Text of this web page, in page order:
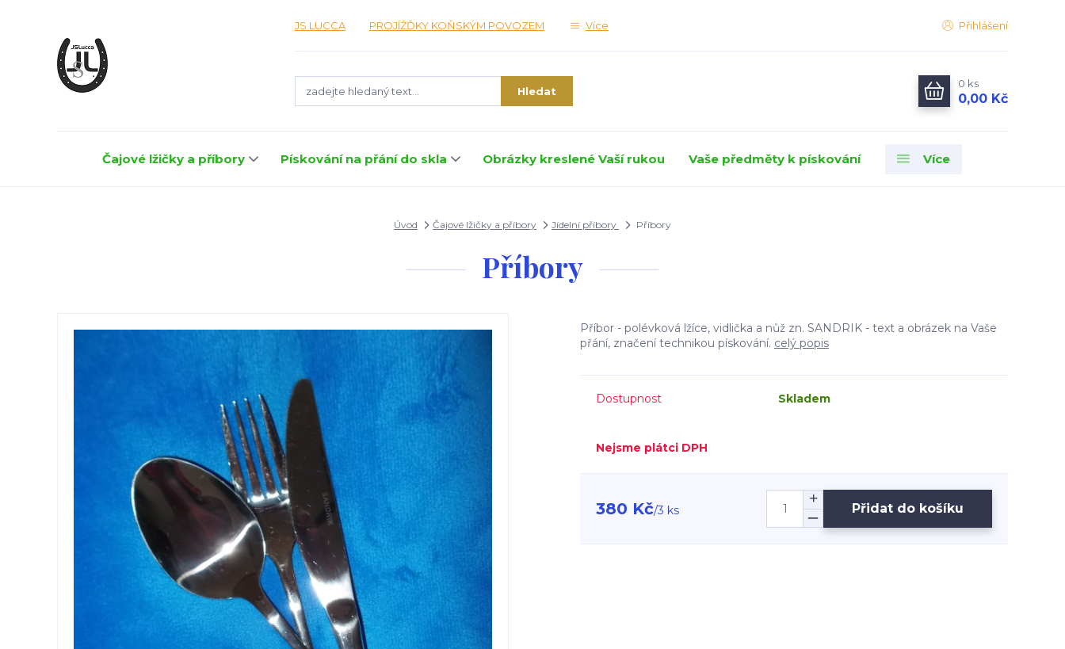
JS LUCCA PROJÍŽĎKY KOŇSKÝM POVOZEM Více Přihlášení
Hledat
0 ks
0,00 Kč
Čajové lžičky a příbory Pískování na přání do skla Obrázky kreslené Vaší rukou Vaše předměty k pískování Více
Úvod Čajové lžičky a příbory Jídelní příbory Příbory
Příbory
Příbor - polévková lžíce, vidlička a nůž zn. SANDRIK - text a obrázek na Vaše
přání, značení technikou pískování. celý popis
Dostupnost Skladem
Nejsme plátci DPH
380 Kč/3 ks Přidat do košíku